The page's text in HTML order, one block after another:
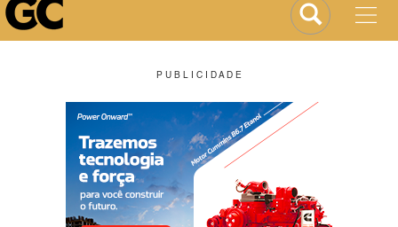
P U B L I C I D A D E